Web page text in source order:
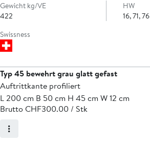
Gewicht kg/VE
422
HW
16, 71, 76
Swissness
Typ 45 bewehrt grau glatt gefast
Auftrittkante profiliert
L 200 cm B 50 cm H 45 cm W 12 cm
Brutto CHF300.00 / Stk